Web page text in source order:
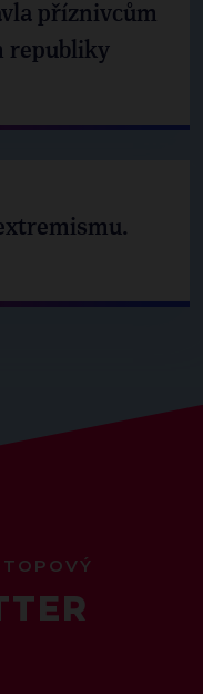
příznivcům
republiky